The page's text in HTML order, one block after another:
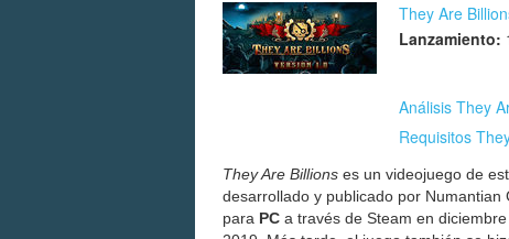
They Are
Lanzamiento:
Análisis They
Requisitos
They Are Billions es un videojuego de
desarrollado y publicado por
para PC a través de Steam en